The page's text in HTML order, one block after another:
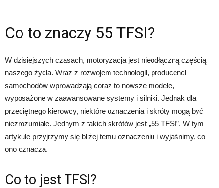
Co to znaczy 55 TFSI?
W dzisiejszych czasach, motoryzacja jest nieodłączną częścią
naszego życia. Wraz z rozwojem technologii, producenci
samochodów wprowadzają coraz to nowsze modele,
wyposażone w zaawansowane systemy i silniki. Jednak dla
przeciętnego kierowcy, niektóre oznaczenia i skróty mogą być
niezrozumiałe. Jednym z takich skrótów jest „55 TFSI”. W tym
artykule przyjrzymy się bliżej temu oznaczeniu i wyjaśnimy, co
ono oznacza.
Co to jest TFSI?